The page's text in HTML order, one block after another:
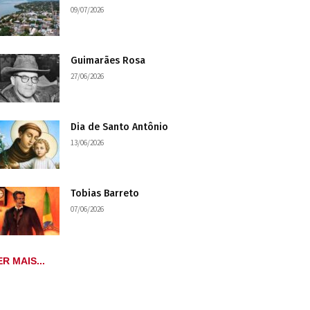
09/07/2026
Guimarães Rosa
27/06/2026
Dia de Santo Antônio
13/06/2026
Tobias Barreto
07/06/2026
MAIS...